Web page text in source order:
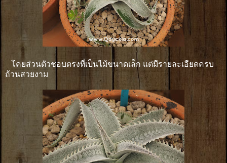
โคยส่วนตัวชอบตรงที่เป็นไม้ขนาดเล็ก แต่มีรายละเอียดครบ
ถ้วนสวยงาม